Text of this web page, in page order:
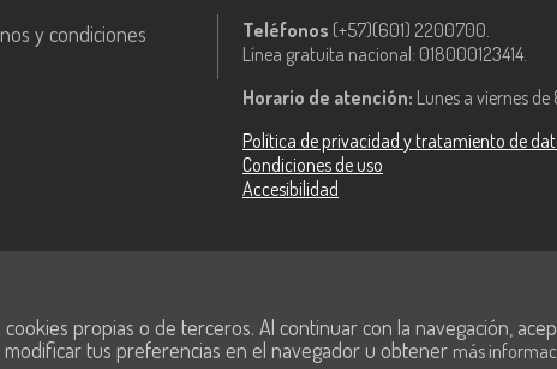
y condiciones
Teléfonos (+57)(601) 2200700.
Línea gratuita nacional: 018000123414.
Horario de atención: Lunes a viernes
Política de privacidad y tratamiento de
Condiciones de uso
Accesibilidad
cookies propias o de terceros. Al continuar con la navegación,
modificar tus preferencias en el navegador u obtener más